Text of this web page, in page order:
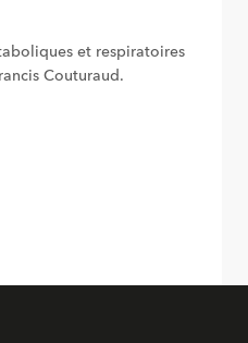
et respiratoires
Couturaud.